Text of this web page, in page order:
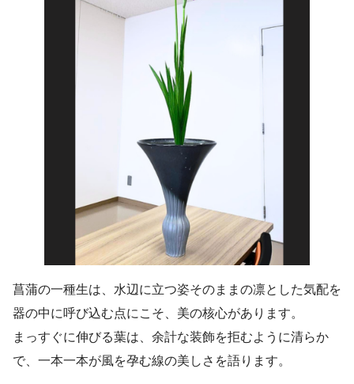
菖蒲の一種生は、水辺に立つ姿そのままの凛とした気配を
器の中に呼び込む点にこそ、美の核心があります。
まっすぐに伸びる葉は、余計な装飾を拒むように清らか
で、一本一本が風を孕む線の美しさを語ります。